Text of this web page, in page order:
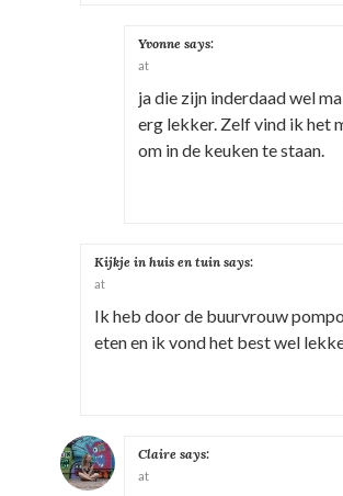
Yvonne says:
at
ja die zijn inderdaad wel
erg lekker. Zelf vind ik het
om in de keuken te staan.
Kijkje in huis en tuin says:
at
Ik heb door de buurvrouw
eten en ik vond het best wel
Claire says:
at